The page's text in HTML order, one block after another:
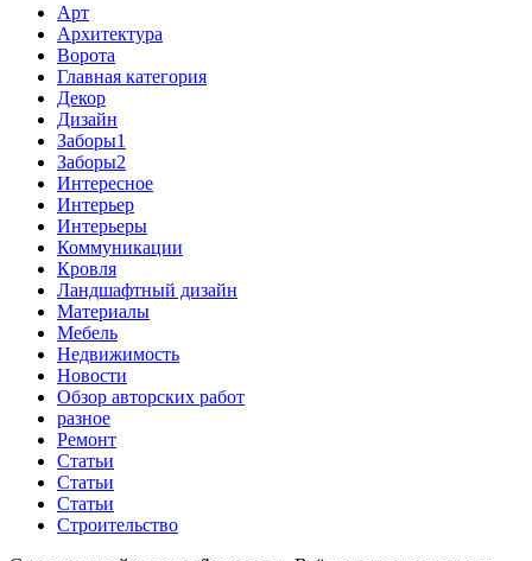
Арт
Архитектура
Ворота
Главная категория
Декор
Дизайн
Заборы1
Заборы2
Интересное
Интерьер
Интерьеры
Коммуникации
Кровля
Ландшафтный дизайн
Материалы
Мебель
Недвижимость
Новости
Обзор авторских работ
разное
Ремонт
Статьи
Статьи
Статьи
Строительство